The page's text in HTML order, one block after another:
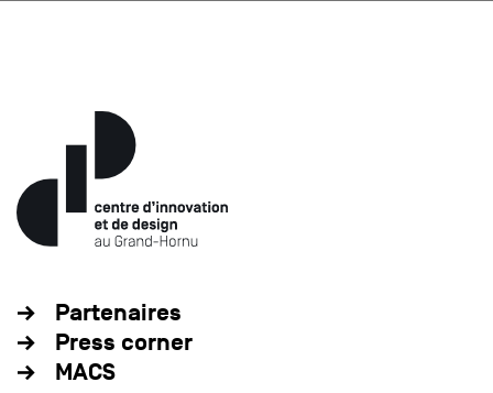
Partenaires
Press corner
MACS